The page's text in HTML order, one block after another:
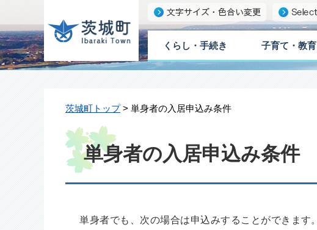
くらし・手続き 子育て・教育
茨城町トップ> 単身者の入居申込み条件
単身者の入居申込み条件
単身者でも、次の場合は申込みすることができます。